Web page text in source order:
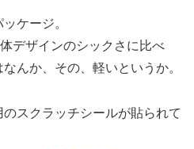
ケージ。
デザインのシックさに比べ
んか、その、軽いというか。
スクラッチシールが貼られて